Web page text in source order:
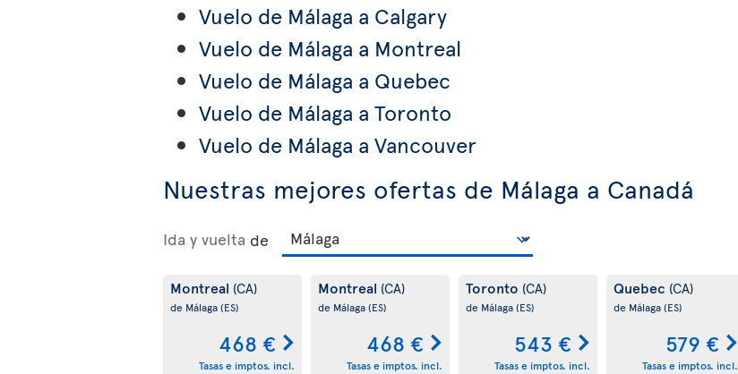
Vuelo de Málaga a Calgary
Vuelo de Málaga a Montreal
Vuelo de Málaga a Quebec
Vuelo de Málaga a Toronto
Vuelo de Málaga a Vancouver
Nuestras mejores ofertas de Málaga a Canadá
Ida y vuelta de
Montreal (CA)
de Málaga(ES)
468 €
Tasas e imptos. incl.
Montreal (CA)
de Málaga(ES)
468 €
Tasas e imptos. incl.
Toronto (CA)
de Málaga(ES)
543 €
Tasas e imptos. incl.
Quebec (CA)
de Málaga(ES)
579 €
Tasas e imptos. incl.